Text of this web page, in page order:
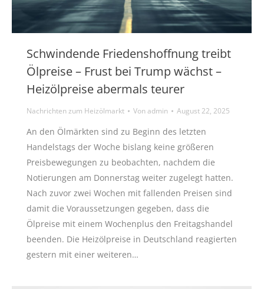
Schwindende Friedenshoffnung treibt
Ölpreise – Frust bei Trump wächst –
Heizölpreise abermals teurer
Nachrichten zum Heizölmarkt Vonadmin August 22, 2025
An den Ölmärkten sind zu Beginn des letzten
Handelstags der Woche bislang keine größeren
Preisbewegungen zu beobachten, nachdem die
Notierungen am Donnerstag weiter zugelegt hatten.
Nach zuvor zwei Wochen mit fallenden Preisen sind
damit die Voraussetzungen gegeben, dass die
Ölpreise mit einem Wochenplus den Freitagshandel
beenden. Die Heizölpreise in Deutschland reagierten
gestern mit einer weiteren…